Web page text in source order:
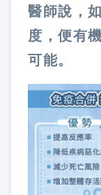
醫師說，
度，便有
可能。